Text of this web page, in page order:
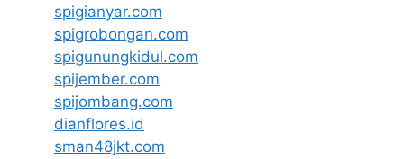
spigianyar.com
spigrobongan.com
spigunungkidul.com
spijember.com
spijombang.com
dianflores.id
sman48jkt.com